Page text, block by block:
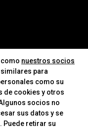
nuestros socios
para
como su
de cookies y otros
socios no
sus datos y se
Puede retirar su